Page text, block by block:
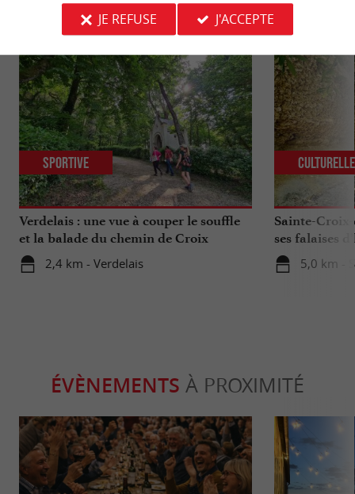
NOUS AVONS TESTÉ POUR VOUS
Verdelais : une vue à couper le souffle
et la balade du chemin de Croix
2,4 km - Verdelais
Sportive
Sainte-
ses falaises
5,0 km -
Culturelle
ÉVÈNEMENTS À PROXIMITÉ
JE REFUSE
J'ACCEPTE